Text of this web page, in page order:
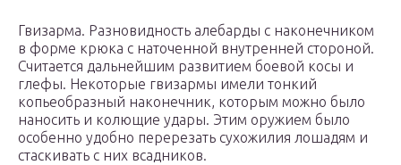
Гвизарма. Разновидность алебарды с наконечником
в форме крюка с наточенной внутренней стороной.
Считается дальнейшим развитием боевой косы и
глефы. Некоторые гвизармы имели тонкий
копьеобразный наконечник, которым можно было
наносить и колющие удары. Этим оружием было
особенно удобно перерезать сухожилия лошадям и
стаскивать с них всадников.